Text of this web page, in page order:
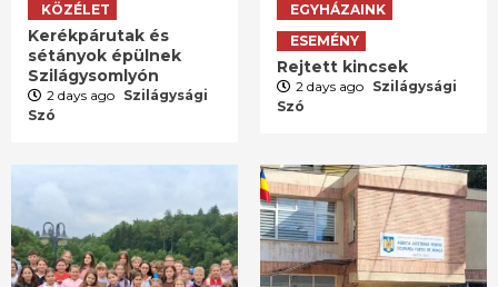
KÖZÉLET
Kerékpárutak és
sétányok épülnek
Szilágysomlyón
2 days ago Szilágysági
Szó
EGYHÁZAINK
ESEMÉNY
Rejtett kincsek
2 days ago Szilágysági
Szó